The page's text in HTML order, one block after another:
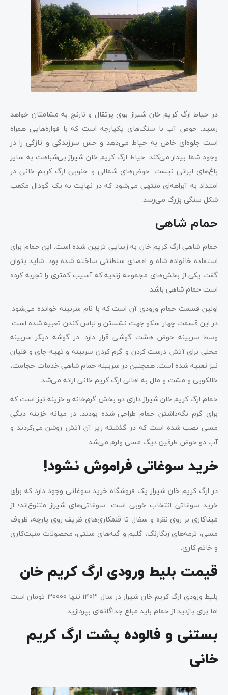
در حیاط ارگ کریم خان شیراز بوی پرتقال و نارنج به مشامتان خواهد
رسید. حوض آب با سنگ‌های یکپارچه است که با فواره‌هایی همراه
است جلوه‌ای خاص به حیاط می‌دهد و حس سرزندگی و تازگی را در
وجود شما بیدار می‌کند. حیاط ارگ کریم خان شیراز بی‌شباهت به سایر
باغ‌های ایرانی نیست. حوض‌های شمالی و جنوبی ارگ کریم خانی در
امتداد به آبراهه‌ای منتهی می‌شود که در نهایت به یک گودال مکعب
شکل سنگی بزرگ می‌رسد.
حمام شاهی
حمام شاهی ارگ کریم خان به زیبایی تزیین شده است. این حمام برای
استفاده خانواده شاه و اعضای سلطنتی ساخته شده بود. شاید بتوان
گفت یکی از بخش‌های مجموعه زندیه که آسیب کمتری را تجربه کرده
است حمام شاهی باشد.
اولین قسمت حمام ورودی آن است که با نام سربینه خوانده می‌شود.
در این قسمت چهار سکو جهت نشستن و لباس کندن تعبیه شده است.
وسط سربینه حوض هشت گوشی قرار دارد. در گوشه‌ دیگر سربینه
محلی برای آتش درست کردن و گرم کردن سربینه و تهیه چای و قلیان
نیز تعبیه شده است. همچنین در سربینه حمام شاهی خدمات حجامت،
خالکوبی و مشت و مال به اهالی ارگ کریم خانی ارائه می‌شد.
حمام ارگ کریم خان شیراز دارای دو بخش گرم‌خانه و خزینه نیز است که
برای گرم نگه‌داشتن حمام طراحی شده بودند. در میانه خزینه دیگی
مسی نصب شده است که در گذشته زیر آن آتش روشن می‌کردند و
آب دو حوض طرفین دیگ مسی ولرم می‌شد.
خرید سوغاتی فراموش نشود!
در ارگ کریم خان شیراز یک فروشگاه خرید سوغاتی وجود دارد که برای
خرید سوغاتی انتخاب خوبی است. سوغاتی‌های شیراز متنوع‌اند؛ از
میناکاری بر روی نقره و سفال تا قلمکاری‌های ظریف روی پارچه، ظروف
مسی، ترمه‌های رنگارنگ، گلیم‌ و گبه‌های سنتی، محصولات منبت‌کاری
و خاتم کاری.
قیمت بلیط ورودی ارگ کریم خان
بلیط ورودی ارگ کریم خان شیراز در سال 1403 تنها 30000 تومان است
اما برای بازدید از حمام باید مبلغ جداگانه‌ای بپردازید.
بستنی و فالوده پشت ارگ کریم
خانی